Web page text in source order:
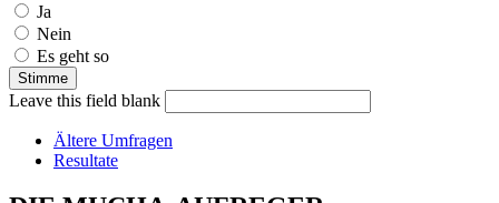
Ja
Nein
Es geht so
Leave this field blank
Ältere Umfragen
Resultate